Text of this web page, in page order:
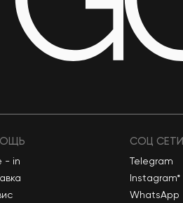
- in
СОЦ СЕТИ
Telegram
Instagram*
WhatsApp